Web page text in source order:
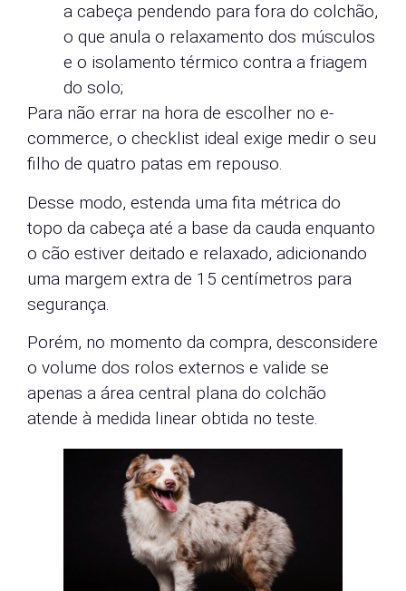
a cabeça pendendo para fora do colchão,
o que anula o relaxamento dos músculos
e o isolamento térmico contra a friagem
do solo;
Para não errar na hora de escolher no e-
commerce, o checklist ideal exige medir o seu
filho de quatro patas em repouso.
Desse modo, estenda uma fita métrica do
topo da cabeça até a base da cauda enquanto
o cão estiver deitado e relaxado, adicionando
uma margem extra de 15 centímetros para
segurança.
Porém, no momento da compra, desconsidere
o volume dos rolos externos e valide se
apenas a área central plana do colchão
atende à medida linear obtida no teste.